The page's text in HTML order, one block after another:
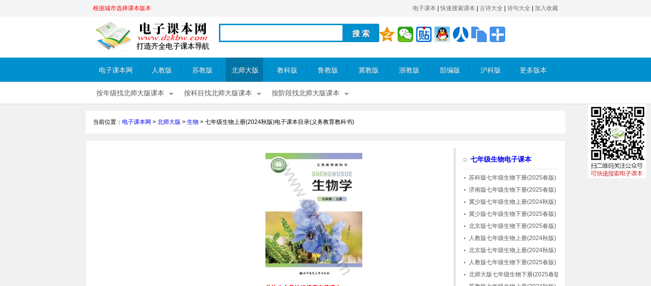
根据城市选择课本版本 电子课本 快速搜索课本 古诗大全 诗句大全 加入收藏
电子课本网 人教版 苏教版 北师大版 教科版 鲁教版 冀教版 浙教版 部编版 沪科版 更多版本
按年级找北师大版课本 按科目找北师大版课本 按阶段找北师大版课本
当前位置： 电子课本网 > 北师大版 > 生物 > 七年级生物上册(2024秋版)电子课本目录(义务教育教科书)
七年级生物电子课本
苏科版七年级生物下册(2025春版)
济南版七年级生物下册(2025春版)
冀少版七年级生物上册(2024秋版)
冀少版七年级生物下册(2025春版)
北京版七年级生物下册(2025春版)
人教版七年级生物上册(2024秋版)
北京版七年级生物上册(2024秋版)
人教版七年级生物下册(2025春版)
北师大版七年级生物下册(2025春版)